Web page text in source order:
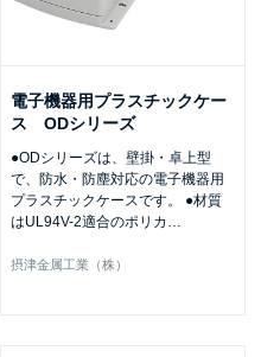
電子機器用プラスチックケー
ス ODシリーズ
●ODシリーズは、壁掛・卓上型
で、防水・防塵対応の電子機器用
プラスチックケースです。 ●材質
はUL94V-2適合のポリカ …
摂津金属工業（株）